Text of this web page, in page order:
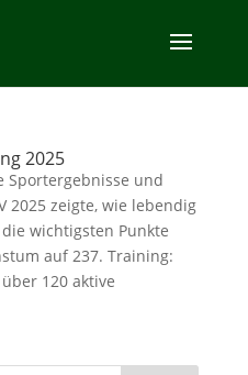
2025
Sportergebnisse und
2025 zeigte, wie lebendig
wichtigsten Punkte
auf 237. Training:
120 aktive